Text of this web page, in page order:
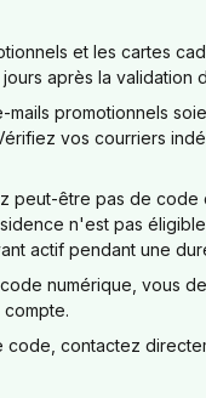
et les cartes
jours après la
mails promotionnels
vos courriers
peut-être pas de code
n'est pas
actif pendant une
numérique, vous
code, contactez